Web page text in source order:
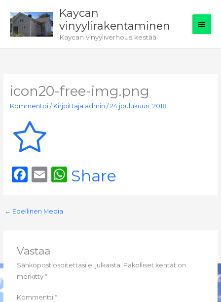
sisältöön
Kaycan
vinyylirakentaminen
Kaycan vinyyliverhous kestää
icon20-free-img.png
Kommentoi / Kirjoittaja admin / 24 joulukuun, 2018
F
c
o
o
k
E
ai
W
p
Share
← Edellinen Media
Vastaa
Sähköpostiosoitettasi ei julkaista. Pakolliset kentät on
merkitty*
Kommentti*